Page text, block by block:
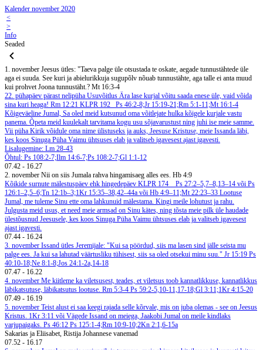
Kalender november 2020
<
>
Info
Seaded
1. november Jeesus ütles: "Taeva palge üle otsustada te oskate, aegade tunnustähtede üle
aga ei suuda. See kuri ja abielurikkuja sugupõlv nõuab tunnustähte, aga talle ei anta muud
kui prohvet Joona tunnustäht.? Mt 16:3-4
22. pühapäev pärast nelipüha Usuvõitlus Ära lase kurjal võitu saada enese üle, vaid võida
sina kuri heaga! Rm 12:21 KLPR 192
Ps 46:2-8;Jr 15:19-21;Rm 5:1-11;Mt 16:1-4
Kõigeväeline Jumal, Sa oled meid kutsunud oma võitlejate hulka kõigele kurjale vastu
panema. Õpeta meid kuulekalt tarvitama kogu usu sõjavarustust ning juhi ise meie samme.
Vii püha Kirik võidule oma nime ülistuseks ja auks, Jeesuse Kristuse, meie Issanda läbi,
kes koos Sinuga Püha Vaimu ühtsuses elab ja valitseb igavesest ajast igavesti.
Lisalugemine: Lm 28-43
Õhtul: Ps 108:2-7;Ilm 14:6-7;Ps 108:2-7;Gl 1:1-12
07.42 - 16.27
2. november Nii on siis Jumala rahva hingamisaeg alles ees. Hb 4:9
Kõikide surnute mälestuspäev ehk hingedepäev KLPR 174
Ps 27:2–5,7–8,13–14 või Ps
126:1–2,5–6;Tn 12:1b–3;1Kr 15:35–38,42–44a või Hb 4:9–11;Mt 22:23–33 Lootuse
Jumal, me tuleme Sinu ette oma lahkunuid mälestama. Kingi meile lohutust ja rahu.
Julgusta meid usus, et need meie armsad on Sinu kätes, ning tõsta meie pilk üle haudade
ülestõusnud Jeesusele, kes koos Sinuga Püha Vaimu ühtsuses elab ja valitseb igavesest
ajast igavesti.
07.44 - 16.24
3. november Issand ütles Jeremijale: "Kui sa pöördud, siis ma lasen sind jälle seista mu
palge ees. Ja kui sa lahutad väärtusliku tühisest, siis sa oled otsekui minu suu." Jr 15:19 Ps
40:10-18;Ne 8:1-8;Jos 24:1-2a,14-18
07.47 - 16.22
4. november Me kiitleme ka viletsusest, teades, et viletsus toob kannatlikkuse, kannatlikkus
läbikatsutuse, läbikatsutus lootuse. Rm 5:3-4 Ps 59:2-5,10-11,17-18;Gl 3:11;1Kr 4:15-20
07.49 - 16.19
5. november Teist alust ei saa keegi rajada selle kõrvale, mis on juba olemas - see on Jeesus
Kristus. 1Kr 3:11 või Vägede Issand on meiega, Jaakobi Jumal on meile kindlaks
varjupaigaks. Ps 46:12 Ps 125:1-4;Rm 10:9-10;2Kn 2:1,6-15a
Sakarias ja Eliisabet, Ristija Johannese vanemad
07.52 - 16.17